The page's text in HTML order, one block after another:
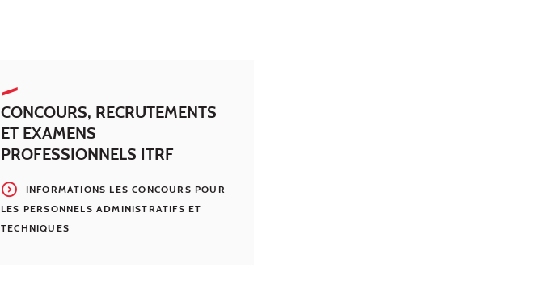
CONCOURS, RECRUTEMENTS
ET EXAMENS
PROFESSIONNELS ITRF
INFORMATIONS LES CONCOURS POUR
LES PERSONNELS ADMINISTRATIFS ET
TECHNIQUES